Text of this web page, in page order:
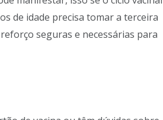
de idade precisa tomar a terceira
seguras e necessárias para